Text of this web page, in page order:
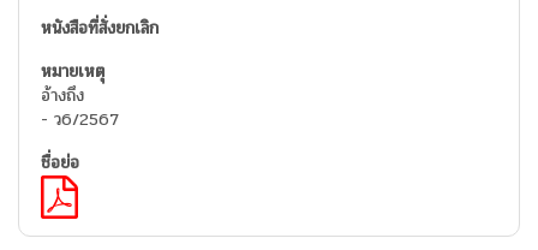
อ้างถึง
- ว6/2567